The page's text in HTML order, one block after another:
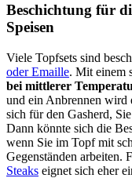
Beschichtung für
Speisen
Viele Topfsets sind
oder Emaille. Mit einem
bei mittlerer
und ein Anbrennen wird
sich für den Gasherd,
Dann könnte sich die
wenn Sie im Topf mit
Gegenständen arbeiten.
Steaks eignet sich eher